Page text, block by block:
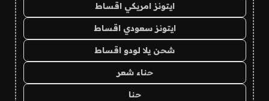
ايتونز امريكي اقساط
ايتونز سعودي اقساط
شحن يلا لودو اقساط
حناء شعر
حنا